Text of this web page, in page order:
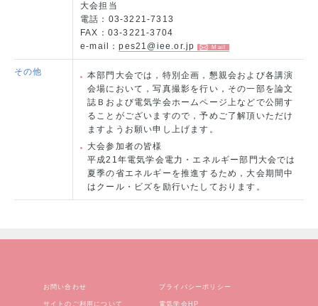
大会担当
電話：03-3221-7313
FAX：03-3221-3704
e-mail：pes21@iee.or.jp
その他
本部門大会では，特別企画，懇親会および各講演
会場において，写真撮影を行い，その一部を論文
誌Ｂおよび電気学会ホームページ上などで公開す
ることがございますので，予めご了解頂いただけ
ますようお願い申し上げます。
大会参加者の皆様
平成21年電気学会電力・エネルギー部門大会では
夏季の省エネルギーを推進するため，大会期間中
はクール・ビズを励行いたしております。
お問い合わせ プライバシーポリシー
サイトのご利用について 電気学会HP